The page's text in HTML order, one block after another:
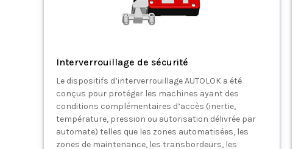
Interverrouillage de sécurité
Le dispositifs d’interverrouillage AUTOLOK a été
conçus pour protéger les machines ayant des
conditions complémentaires d’accès (inertie,
température, pression ou autorisation délivrée par
automate) telles que les zones automatisées, les
zones de maintenance, les transbordeurs, les